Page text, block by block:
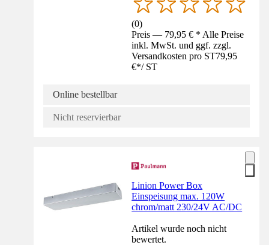
(0)
Preis — 79,95 € * Alle Preise
inkl. MwSt. und ggf. zzgl.
Versandkosten pro ST79,95
€*/ ST
Online bestellbar
Nicht reservierbar
Linion Power Box
Einspeisung max. 120W
chrom/matt 230/24V AC/DC
Artikel wurde noch nicht
bewertet.